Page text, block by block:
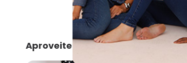
Aproveite e compre junto